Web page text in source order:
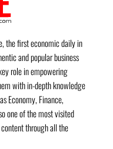
the first economic daily in
and popular business
role in empowering
with in-depth knowledge
Economy, Finance,
one of the most visited
through all the